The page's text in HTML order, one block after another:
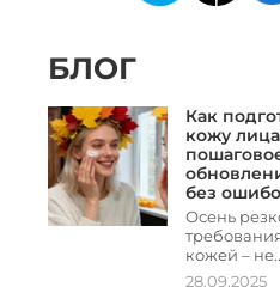
БЛОГ
Как
кожу
без
Осень
кожей –
28.09.2025